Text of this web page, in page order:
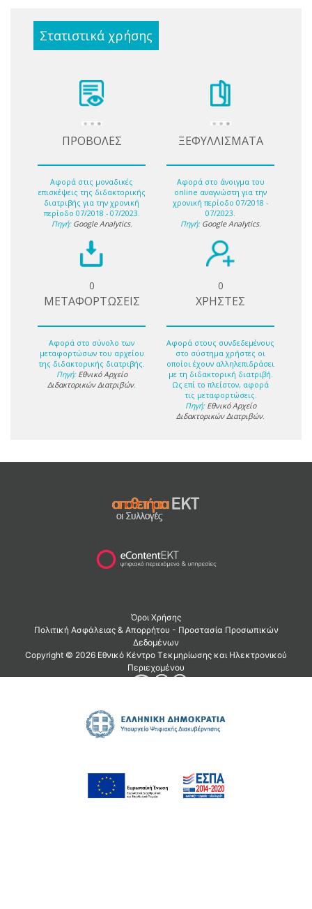
Στατιστικά χρήσης
ΠΡΟΒΟΛΕΣ
Αφορά στις μοναδικές
επισκέψεις της διδακτορικής
διατριβής για την χρονική
περίοδο 07/2018 - 07/2023.
Πηγή: Google Analytics.
ΞΕΦΥΛΛΙΣΜΑΤΑ
Αφορά στο άνοιγμα του
online αναγνώστη για την
χρονική περίοδο 07/2018 -
07/2023.
Πηγή: Google Analytics.
0
ΜΕΤΑΦΟΡΤΩΣΕΙΣ
Αφορά στο σύνολο των
μεταφορτώσων του αρχείου
της διδακτορικής διατριβής.
Πηγή: Εθνικό Αρχείο
Διδακτορικών Διατριβών.
0
ΧΡΗΣΤΕΣ
Αφορά στους συνδεδεμένους
στο σύστημα χρήστες οι
οποίοι έχουν αλληλεπιδράσει
με τη διδακτορική διατριβή.
Ως επί το πλείστον, αφορά
τις μεταφορτώσεις.
Πηγή: Εθνικό Αρχείο
Διδακτορικών Διατριβών.